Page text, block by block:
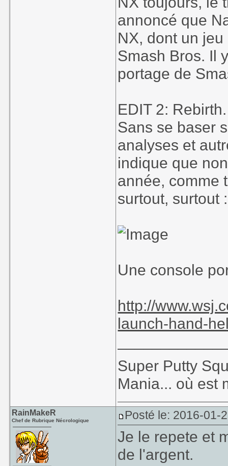
annoncé que
NX, dont un
Smash Bros. Il
portage de
EDIT 2: Rebirth.
Sans se baser
analyses et
indique que
année, comme
surtout, surtout
Une console
http://
launch-hand-
Super Putty
Mania... où est
RainMakeR
Chef de Rubrique Nécrologique Posté le: 2016-01-
Je le repete et
de l'argent.